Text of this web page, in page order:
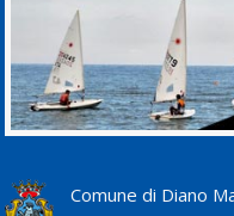
Comune di Diano